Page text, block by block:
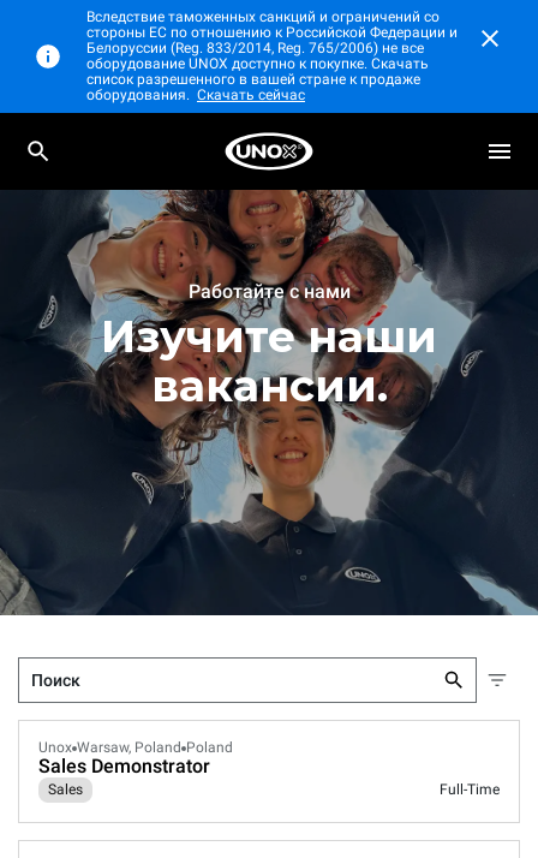
Вследствие таможенных санкций и ограничений со
стороны ЕС по отношению к Российской Федерации и
Белоруссии (Reg. 833/2014, Reg. 765/2006) не все
оборудование UNOX доступно к покупке. Скачать
список разрешенного в вашей стране к продаже
оборудования. Скачать сейчас
Работайте с нами
Изучите наши
вакансии.
Unox Warsaw, Poland Poland
Sales Demonstrator
Sales Full-Time